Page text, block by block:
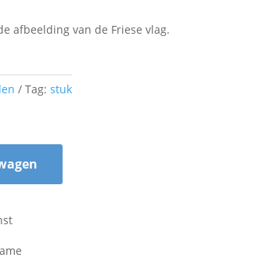
afbeelding van de Friese vlag.
Tag:stuk